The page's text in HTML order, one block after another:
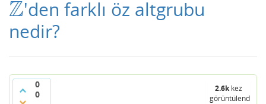
Z
Z 'den farklı öz altgrubu
nedir?
0
0
2.6kkez
görüntülendi